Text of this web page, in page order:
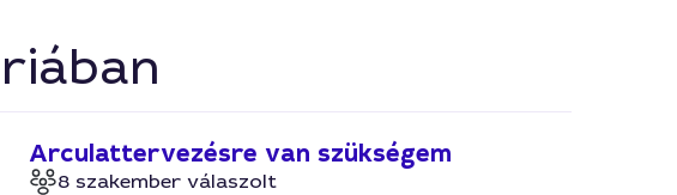
Arculattervezésre van szükségem
8 szakember válaszolt